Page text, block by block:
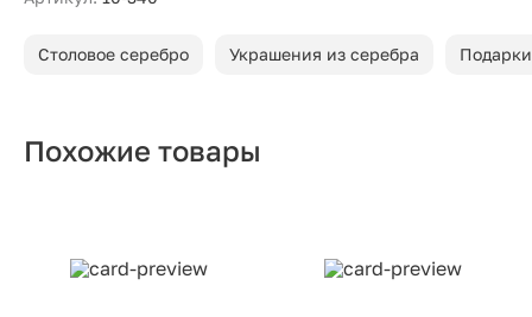
Столовое серебро Украшения из серебра
Похожие товары